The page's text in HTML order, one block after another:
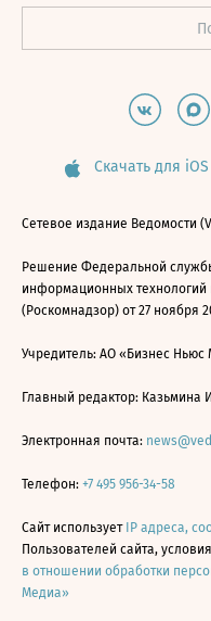
Скачать для iOS
Сетевое издание Ведомости
Решение Федеральной
информационных
(Роскомнадзор) от 27 ноября
Учредитель: АО «Бизнес Ньюс
Главный редактор: Казьмина
Электронная почта:
Телефон: +7 495 956-34-58
Сайт использует IP адреса,
Пользователей сайта,
в отношении обработки
Медиа»